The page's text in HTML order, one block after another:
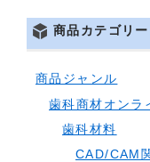
商品カテゴリー
商品ジャンル
歯科商材オンラ
歯科材料
CAD/CAM